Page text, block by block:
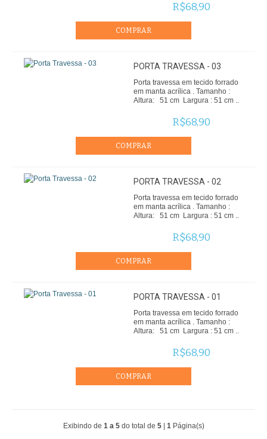
R$68,90
PORTA TRAVESSA - 03
Porta travessa em tecido forrado
em manta acrílica . Tamanho :
Altura: 51 cm Largura : 51 cm ..
R$68,90
PORTA TRAVESSA - 02
Porta travessa em tecido forrado
em manta acrílica . Tamanho :
Altura: 51 cm Largura : 51 cm ..
R$68,90
PORTA TRAVESSA - 01
Porta travessa em tecido forrado
em manta acrílica . Tamanho :
Altura: 51 cm Largura : 51 cm ..
R$68,90
Exibindo de 1 a 5do total de 5| 1Página(s)